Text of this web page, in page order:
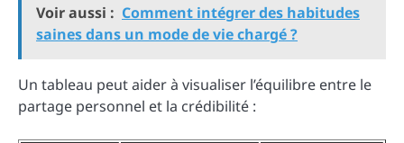
Voir aussi : Comment intégrer des habitudes
saines dans un mode de vie chargé ?
Un tableau peut aider à visualiser l’équilibre entre le
partage personnel et la crédibilité :